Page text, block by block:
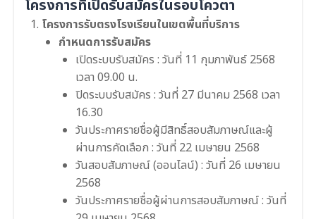
โครงการที่เปิดรับสมัครในรอบโควตา
โครงการรับตรงโรงเรียนในเขตพื้นที่บริการ
กำหนดการรับสมัคร
เปิดระบบรับสมัคร : วันที่ 11 กุมภาพันธ์ 2568
เวลา 09.00 น.
ปิดระบบรับสมัคร : วันที่ 27 มีนาคม 2568 เวลา
16.30
วันประกาศรายชื่อผู้มีสิทธิ์สอบสัมภาษณ์และผู้
ผ่านการคัดเลือก : วันที่ 22 เมษายน 2568
วันสอบสัมภาษณ์ (ออนไลน์) : วันที่ 26 เมษายน
2568
วันประกาศรายชื่อผู้ผ่านการสอบสัมภาษณ์ : วันที่